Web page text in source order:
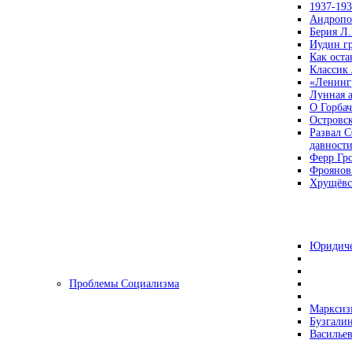
1937-
Берия
Иудин
Как
Лунная
О
Развал
давности
Ферр
Проблемы Социализма